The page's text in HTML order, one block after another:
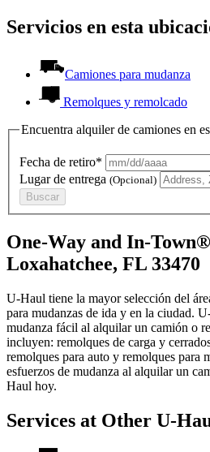
Servicios en esta
Camiones para mudanza
Remolques y remolcado
Encuentra alquiler de camiones en
Fecha de retiro*
Lugar de entrega (Opcional)
Buscar
One-Way and In-
Loxahatchee, FL 33470
U-Haul tiene la mayor selección del
para mudanzas de ida y en la ciudad.
mudanza fácil al alquilar un camión o
incluyen: remolques de carga y
remolques para auto y remolques para
esfuerzos de mudanza al alquilar un
Haul hoy.
Services at Other U-